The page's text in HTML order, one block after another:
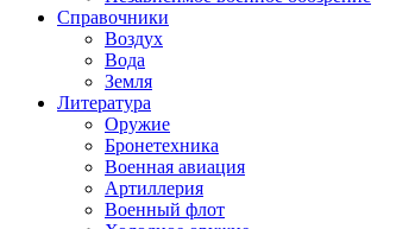
Справочники
Воздух
Вода
Земля
Литература
Оружие
Бронетехника
Военная авиация
Артиллерия
Военный флот